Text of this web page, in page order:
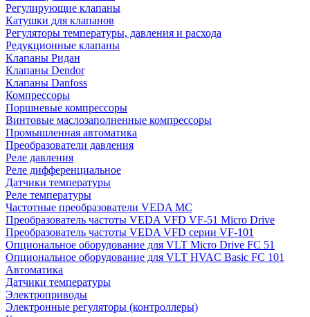
Регулирующие клапаны
Катушки для клапанов
Регуляторы температуры, давления и расхода
Редукционные клапаны
Клапаны Ридан
Клапаны Dendor
Клапаны Danfoss
Компрессоры
Поршневые компрессоры
Винтовые маслозаполненные компрессоры
Промышленная автоматика
Преобразователи давления
Реле давления
Реле дифференциальное
Датчики температуры
Реле температуры
Частотные преобразователи VEDA MC
Преобразователь частоты VEDA VFD VF-51 Micro Drive
Преобразователь частоты VEDA VFD серии VF-101
Опциональное оборудование для VLT Micro Drive FC 51
Опциональное оборудование для VLT HVAC Basic FC 101
Автоматика
Датчики температуры
Электроприводы
Электронные регуляторы (контроллеры)